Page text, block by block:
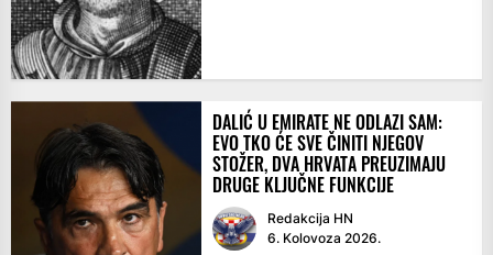
DALIĆ U EMIRATE NE ODLAZI SAM:
EVO TKO ĆE SVE ČINITI NJEGOV
STOŽER, DVA HRVATA PREUZIMAJU
DRUGE KLJUČNE FUNKCIJE
Redakcija HN
6. Kolovoza 2026.